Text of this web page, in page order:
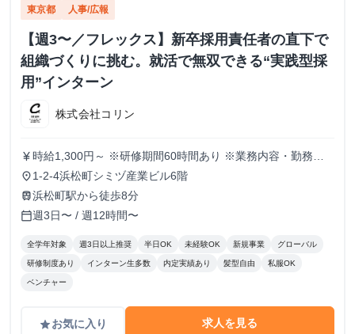
東京都 人事/広報
【週3〜／フレックス】新卒採用責任者の直下で
組織づくりに挑む。就活で無双できる“実践型採
用”インターン
株式会社コリン
currency_yen 時給1,300円～ ※研修期間60時間あり ※業務内容・勤務状
況により決定
place 1-2-4浜松町シミヅ産業ビル6階
train浜松町駅から徒歩8分
calendar_today週3日〜 / 週12時間〜
全学年対象 週3日以上推奨 半日OK 未経験OK 新規事業 グローバル
研修制度あり インターン生多数 内定実績あり 髪型自由 私服OK
ベンチャー
gradeお気に入り 求人を見る